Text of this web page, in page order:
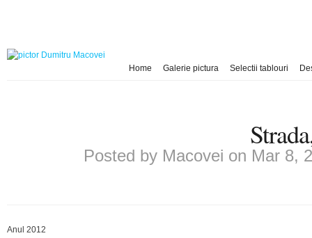
Home Galerie pictura Selectii tablouri
Posted by Macovei on Mar 8,
Anul 2012